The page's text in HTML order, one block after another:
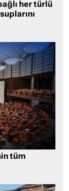
her türlü
tüm